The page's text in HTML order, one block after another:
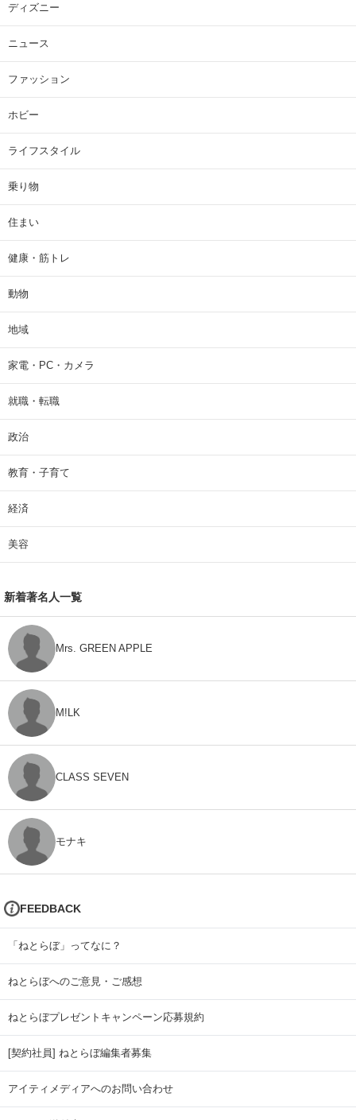
ディズニー
ニュース
ファッション
ホビー
ライフスタイル
乗り物
住まい
健康・筋トレ
動物
地域
家電・PC・カメラ
就職・転職
政治
教育・子育て
経済
美容
新着著名人一覧
Mrs. GREEN APPLE
M!LK
CLASS SEVEN
モナキ
FEEDBACK
「ねとらぼ」ってなに？
ねとらぼへのご意見・ご感想
ねとらぼプレゼントキャンペーン応募規約
[契約社員] ねとらぼ編集者募集
アイティメディアへのお問い合わせ